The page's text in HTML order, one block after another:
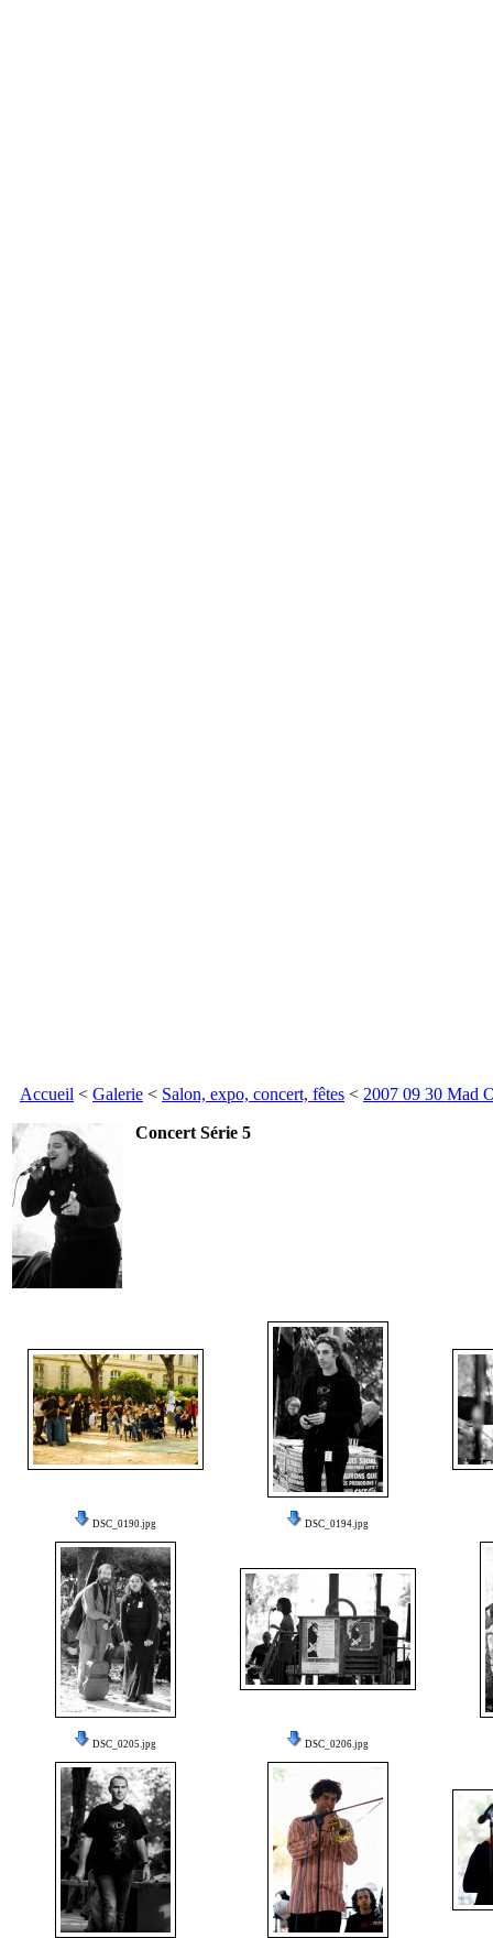
Accueil < Galerie < Salon, expo, concert, fêtes < 2007 09 30 Mad
Concert Série 5
DSC_0190.jpg DSC_0194.jpg
DSC_0205.jpg DSC_0206.jpg